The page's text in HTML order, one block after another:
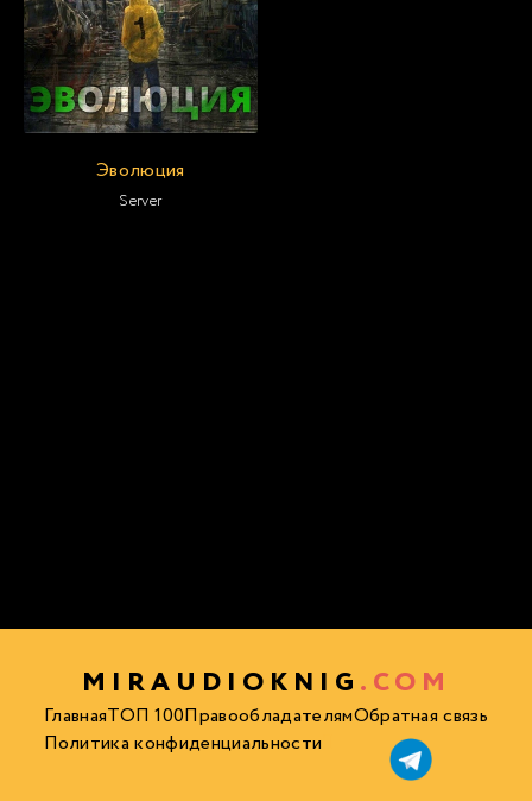
Эволюция
Server
MIRAUDIOKNIG .COM
ГлавнаяТОП 100ПравообладателямОбратная связь
Политика конфиденциальности